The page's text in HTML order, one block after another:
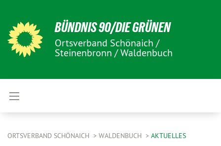
BÜNDNIS 90/DIE GRÜNEN
Ortsverband Schönaich /
Steinenbronn / Waldenbuch
ORTSVERBAND SCHÖNAICH WALDENBUCH AKTUELLES